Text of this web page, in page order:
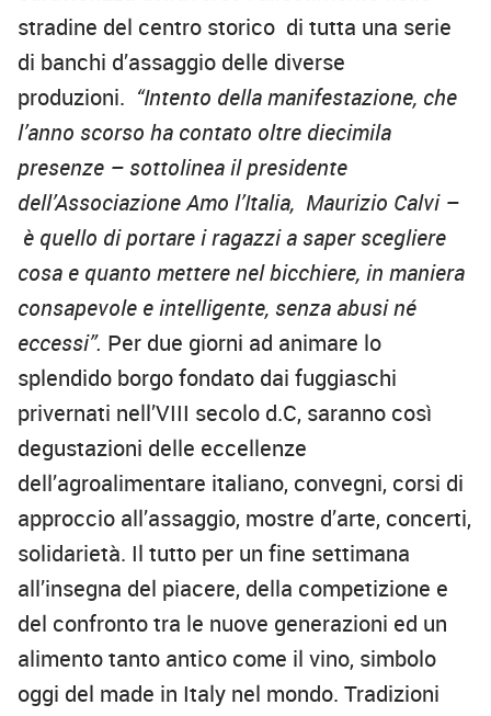
stradine del centro storico di tutta una serie
di banchi d’assaggio delle diverse
produzioni. “Intento della manifestazione, che
l’anno scorso ha contato oltre diecimila
presenze – sottolinea il presidente
dell’Associazione Amo l’Italia, Maurizio Calvi –
è quello di portare i ragazzi a saper scegliere
cosa e quanto mettere nel bicchiere, in maniera
consapevole e intelligente, senza abusi né
eccessi”. Per due giorni ad animare lo
splendido borgo fondato dai fuggiaschi
privernati nell’VIII secolo d.C, saranno così
degustazioni delle eccellenze
dell’agroalimentare italiano, convegni, corsi di
approccio all’assaggio, mostre d’arte, concerti,
solidarietà. Il tutto per un fine settimana
all’insegna del piacere, della competizione e
del confronto tra le nuove generazioni ed un
alimento tanto antico come il vino, simbolo
oggi del made in Italy nel mondo. Tradizioni